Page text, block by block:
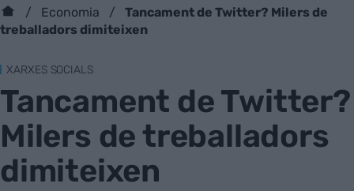
Economia
Tancament de Twitter? Milers de
treballadors dimiteixen
XARXES SOCIALS
Tancament de Twitter?
Milers de treballadors
dimiteixen